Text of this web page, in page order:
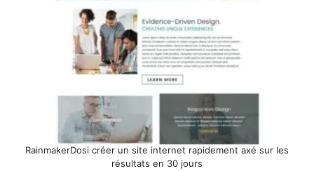
RainmakerDosi créer un site internet rapidement axé sur les
résultats en 30 jours